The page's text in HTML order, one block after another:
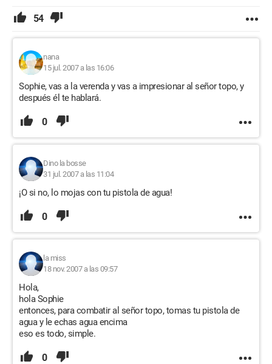
54
nana
15 jul. 2007 a las 16:06
Sophie, vas a la verenda y vas a impresionar al señor topo, y
después él te hablará.
0
Dino la bosse
31 jul. 2007 a las 11:04
¡O si no, lo mojas con tu pistola de agua!
0
la miss
18 nov. 2007 a las 09:57
Hola,
hola Sophie
entonces, para combatir al señor topo, tomas tu pistola de
agua y le echas agua encima
eso es todo, simple.
0